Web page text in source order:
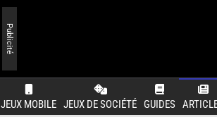
JEUX MOBILE JEUX DE SOCIÉTÉ GUIDES
Publicité